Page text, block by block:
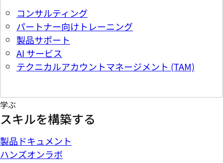
コンサルティング
パートナー向けトレーニング
製品サポート
AI サービス
テクニカルアカウントマネージメント (TAM)
学ぶ
スキルを構築する
製品ドキュメント
ハンズオンラボ